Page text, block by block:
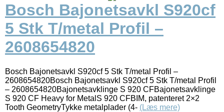
Bosch Bajonetsavkl S920cf
5 Stk T/metal Profil –
2608654820
Bosch Bajonetsavkl S920cf 5 Stk T/metal Profil –
2608654820Bosch Bajonetsavkl S920cf 5 Stk T/metal Profil
– 2608654820Bajonetsavklinge S 920 CFBajonetsavklinge
S 920 CF Heavy for MetalS 920 CFBIM, patenteret 2×2
Tooth GeometryTykke metalplader (4- (Læs mere)